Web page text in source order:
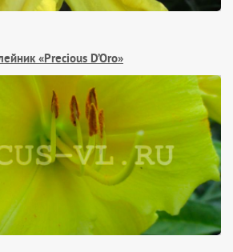
«Precious D’Oro»